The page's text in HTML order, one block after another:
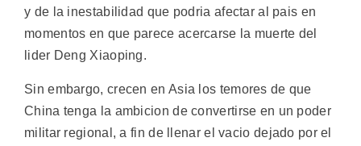
y de la inestabilidad que podria afectar al pais en
momentos en que parece acercarse la muerte del
lider Deng Xiaoping.
Sin embargo, crecen en Asia los temores de que
China tenga la ambicion de convertirse en un poder
militar regional, a fin de llenar el vacio dejado por el